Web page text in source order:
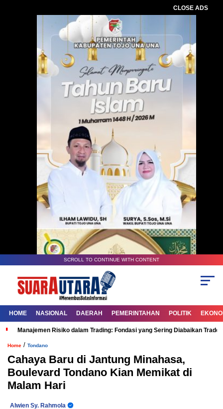
CLOSE ADS
SCROLL TO CONTINUE WITH CONTENT
HOME NASIONAL DAERAH PEMERINTAHAN POLITIK
Manajemen Risiko dalam Trading: Fondasi yang Sering Diabaikan
Home / Tondano
Cahaya Baru di Jantung Minahasa,
Boulevard Tondano Kian Memikat di
Malam Hari
Alwien Sy. Rahmola